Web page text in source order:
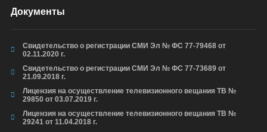
Документы
Свидетельство о регистрации СМИ Эл № ФС 77-79468 от
02.11.2020 г.
Свидетельство о регистрации СМИ Эл № ФС 77-73689 от
21.09.2018 г.
Лицензия на осуществление телевизионного вещания ТВ №
29850 от 03.07.2019 г.
Лицензия на осуществление телевизионного вещания ТВ №
29241 от 11.04.2018 г.